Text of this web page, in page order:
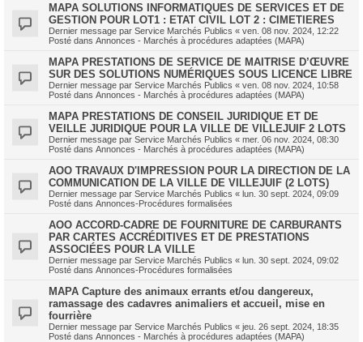
MAPA SOLUTIONS INFORMATIQUES DE SERVICES ET DE
GESTION POUR LOT1 : ETAT CIVIL LOT 2 : CIMETIERES
Dernier message par Service Marchés Publics « ven. 08 nov. 2024, 12:22
Posté dans Annonces - Marchés à procédures adaptées (MAPA)
MAPA PRESTATIONS DE SERVICE DE MAITRISE D’ŒUVRE
SUR DES SOLUTIONS NUMÉRIQUES SOUS LICENCE LIBRE
Dernier message par Service Marchés Publics « ven. 08 nov. 2024, 10:58
Posté dans Annonces - Marchés à procédures adaptées (MAPA)
MAPA PRESTATIONS DE CONSEIL JURIDIQUE ET DE
VEILLE JURIDIQUE POUR LA VILLE DE VILLEJUIF 2 LOTS
Dernier message par Service Marchés Publics « mer. 06 nov. 2024, 08:30
Posté dans Annonces - Marchés à procédures adaptées (MAPA)
AOO TRAVAUX D'IMPRESSION POUR LA DIRECTION DE LA
COMMUNICATION DE LA VILLE DE VILLEJUIF (2 LOTS)
Dernier message par Service Marchés Publics « lun. 30 sept. 2024, 09:09
Posté dans Annonces-Procédures formalisées
AOO ACCORD-CADRE DE FOURNITURE DE CARBURANTS
PAR CARTES ACCRÉDITIVES ET DE PRESTATIONS
ASSOCIÉES POUR LA VILLE
Dernier message par Service Marchés Publics « lun. 30 sept. 2024, 09:02
Posté dans Annonces-Procédures formalisées
MAPA Capture des animaux errants et/ou dangereux,
ramassage des cadavres animaliers et accueil, mise en
fourrière
Dernier message par Service Marchés Publics « jeu. 26 sept. 2024, 18:35
Posté dans Annonces - Marchés à procédures adaptées (MAPA)